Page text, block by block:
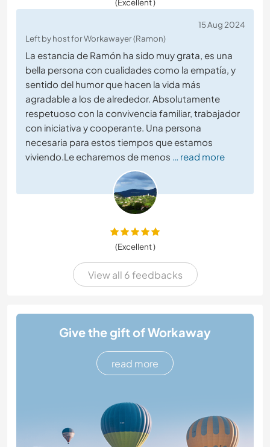
(Excellent )
15 Aug 2024
Left by host for Workawayer (Ramon)
La estancia de Ramón ha sido muy grata, es una
bella persona con cualidades como la empatía, y
sentido del humor que hacen la vida más
agradable a los de alrededor. Absolutamente
respetuoso con la convivencia familiar, trabajador
con iniciativa y cooperante. Una persona
necesaria para estos tiempos que estamos
viviendo.Le echaremos de menos … read more
(Excellent )
View all 6 feedbacks
Give the gift of Workaway
read more